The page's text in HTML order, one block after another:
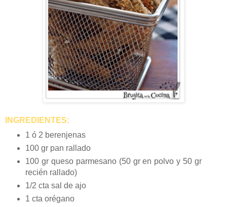
INGREDIENTES:
1 ó 2 berenjenas
100 gr pan rallado
100 gr queso parmesano (50 gr en polvo y 50 gr
recién rallado)
1/2 cta sal de ajo
1 cta orégano